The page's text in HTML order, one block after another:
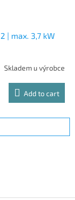
| max. 3,7 kW
Skladem u výrobce
Add to cart